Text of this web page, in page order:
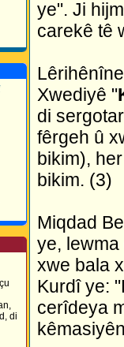
di
ye". Ji
carekê tê
Xwediyê "
di
fêrgeh û
bikim),
bikim. (3)
Miqdad
ye,
xwe bala
Kurdî ye:
cerîdeya